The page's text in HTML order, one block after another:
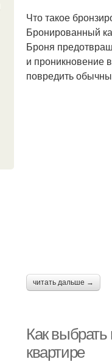
Что такое
Бронированный
Броня
и проникновение
повредить
читать дальше →
Как
квартире